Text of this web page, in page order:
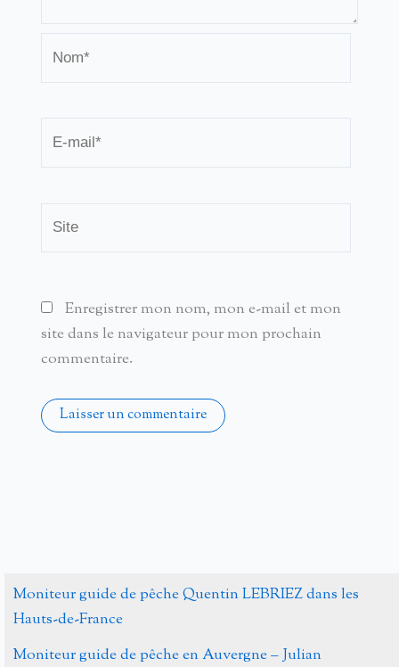
mail*
Enregistrer mon nom, mon e-mail et mon
site dans le navigateur pour mon prochain
commentaire.
Moniteur guide de pêche Quentin LEBRIEZ dans les
Hauts-de-France
Moniteur guide de pêche en Auvergne – Julian